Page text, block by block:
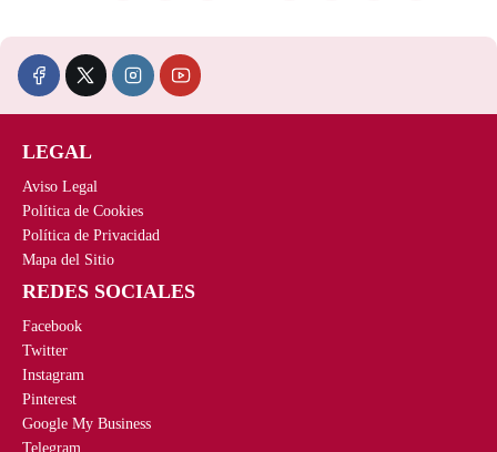
LEGAL
Aviso Legal
Política de Cookies
Política de Privacidad
Mapa del Sitio
REDES SOCIALES
Facebook
Twitter
Instagram
Pinterest
Google My Business
Telegram